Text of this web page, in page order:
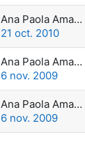
Ana Paola Amadeo
21 oct. 2010
Ana Paola Amadeo
6 nov. 2009
Ana Paola Amadeo
6 nov. 2009